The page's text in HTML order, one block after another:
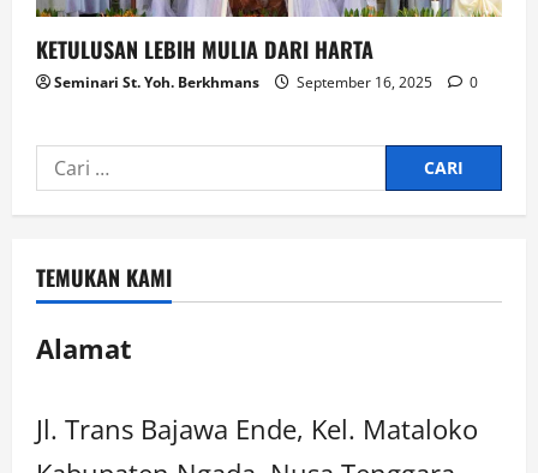
KETULUSAN LEBIH MULIA DARI HARTA
Seminari St. Yoh. Berkhmans September 16, 2025 0
TEMUKAN KAMI
Alamat
Jl. Trans Bajawa Ende, Kel. Mataloko